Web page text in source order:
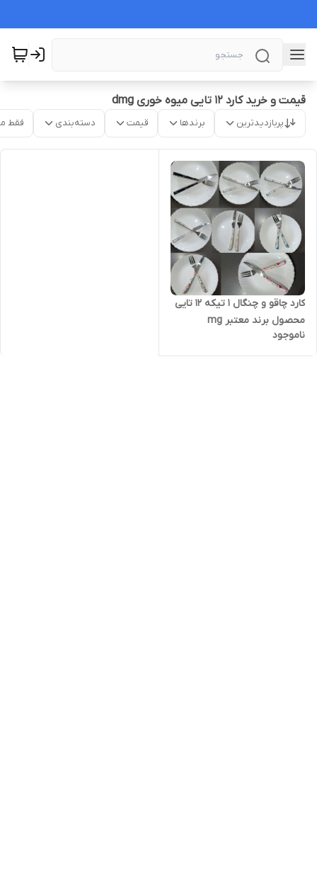
قیمت و خرید کارد ۱۲ تایی میوه خوری dmg
پربازدیدترین برندها قیمت دسته‌بندی فقط
کارد چاقو و چنگال 1 تیکه 12 تایی
محصول برند معتبر mg
ناموجود